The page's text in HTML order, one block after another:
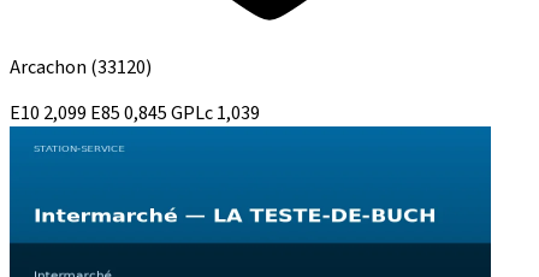
Arcachon (33120)
E10 2,099 E850,845GPLc1,039